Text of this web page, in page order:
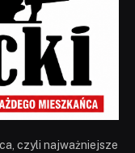
czyli najważniejsze